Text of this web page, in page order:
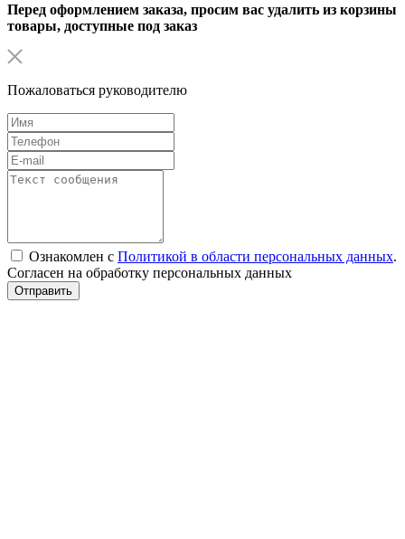
Перед оформлением заказа, просим вас удалить из корзины
товары, доступные под заказ
Пожаловаться руководителю
Ознакомлен с Политикой в области персональных данных.
Согласен на обработку персональных данных
Отправить